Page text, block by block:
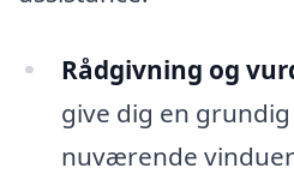
Rådgivning og
give dig en
nuværende